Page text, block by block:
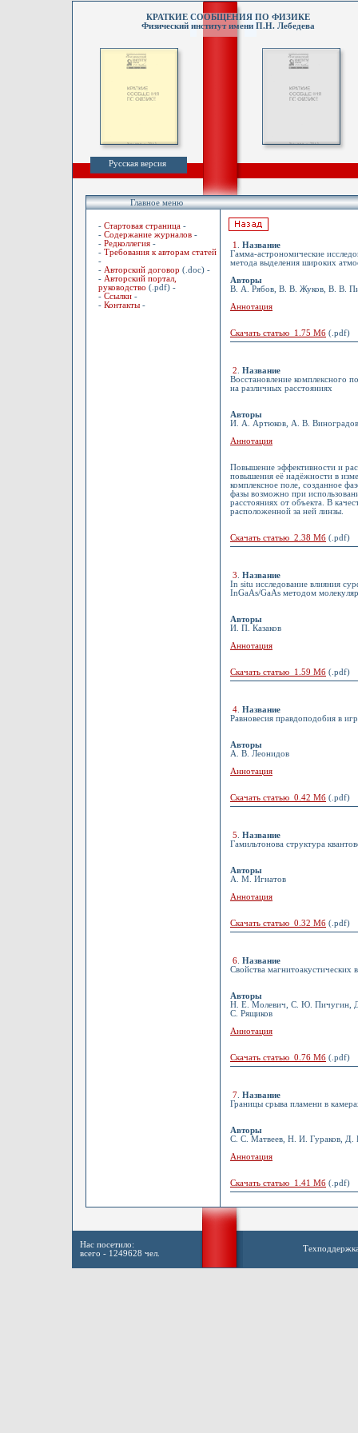
КРАТКИЕ СООБЩЕНИЯ ПО ФИЗИКЕ
Физический институт имени П.Н. Лебедева
Русская версия
Главное меню
- Стартовая страница -
- Содержание журналов -
- Редколлегия -
- Требования к авторам статей
-
- Авторский договор (.doc) -
- Авторский портал,
руководство (.pdf) -
- Ссылки -
- Контакты -
1
Название
Гамма-астрономические
метода выделения широких
Авторы
В. А. Рябов, В. В. Жуков, В. В.
Аннотация
Скачать статью 1.75 Мб (.pdf)
2
Название
Восстановление комплексного
на различных расстояниях
Авторы
И. А. Артюков, А. В.
Аннотация
Повышение эффективности и
повышения её надёжности в
комплексное поле, созданное
фазы возможно при
расстояниях от объекта. В
расположенной за ней линзы.
Скачать статью 2.38 Мб (.pdf)
3
Название
In situ исследование влияния
InGaAs/GaAs методом
Авторы
И. П. Казаков
Аннотация
Скачать статью 1.59 Мб (.pdf)
4 Название
Равновесия правдоподобия в
Авторы
А. В. Леонидов
Аннотация
Скачать статью 0.42 Мб (.pdf)
5
Название
Гамильтонова структура
Авторы
А. М. Игнатов
Аннотация
Скачать статью 0.32 Мб (.pdf)
6 Название
Свойства магнитоакустических
Авторы
Н. Е. Молевич, С. Ю. Пичугин,
С. Рящиков
Аннотация
Скачать статью 0.76 Мб (.pdf)
7 Название
Границы срыва пламени в
Авторы
С. С. Матвеев, Н. И. Гураков, Д.
Аннотация
Скачать статью 1.41 Мб (.pdf)
Нас посетило:
всего - 1249628 чел.